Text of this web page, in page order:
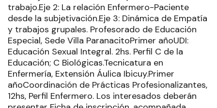
trabajo.Eje 2: La relación Enfermero-Paciente
desde la subjetivación.Eje 3: Dinámica de Empatía
y trabajos grupales. Profesorado de Educación
Especial, Sede Villa ParanacitoPrimer añoUDI:
Educación Sexual Integral. 2hs. Perfil C de la
Educación; C Biológicas.Tecnicatura en
Enfermería, Extensión Áulica Ibicuy.Primer
añoCoordinación de Prácticas Profesionalizantes,
12hs, Perfil Enfermero. Los interesados deberán